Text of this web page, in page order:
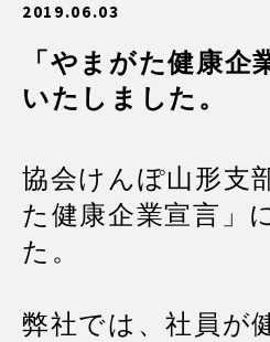
2019.06.03
「やまがた健康企
いたしました。
協会けんぽ山形支
た健康企業宣言」
た。
弊社では、社員が